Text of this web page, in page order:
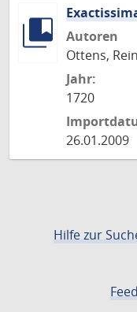
Autoren
Ottens,
Jahr:
1720
26.01.2009
Hilfe zur